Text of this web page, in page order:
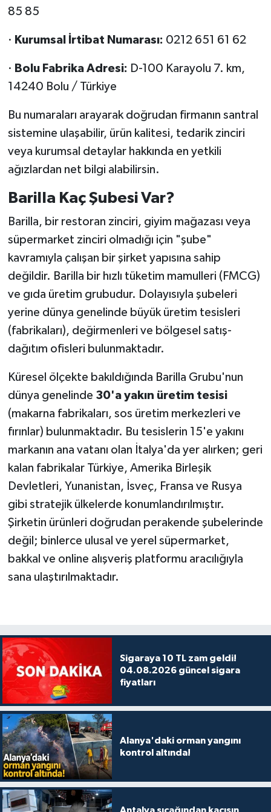
85 85
· Kurumsal İrtibat Numarası: 0212 651 61 62
· Bolu Fabrika Adresi: D-100 Karayolu 7. km,
14240 Bolu / Türkiye
Bu numaraları arayarak doğrudan firmanın santral
sistemine ulaşabilir, ürün kalitesi, tedarik zinciri
veya kurumsal detaylar hakkında en yetkili
ağızlardan net bilgi alabilirsin.
Barilla Kaç Şubesi Var?
Barilla, bir restoran zinciri, giyim mağazası veya
süpermarket zinciri olmadığı için "şube"
kavramıyla çalışan bir şirket yapısına sahip
değildir. Barilla bir hızlı tüketim mamulleri (FMCG)
ve gıda üretim grubudur. Dolayısıyla şubeleri
yerine dünya genelinde büyük üretim tesisleri
(fabrikaları), değirmenleri ve bölgesel satış-
dağıtım ofisleri bulunmaktadır.
Küresel ölçekte bakıldığında Barilla Grubu'nun
dünya genelinde 30'a yakın üretim tesisi
(makarna fabrikaları, sos üretim merkezleri ve
fırınlar) bulunmaktadır. Bu tesislerin 15'e yakını
markanın ana vatanı olan İtalya'da yer alırken; geri
kalan fabrikalar Türkiye, Amerika Birleşik
Devletleri, Yunanistan, İsveç, Fransa ve Rusya
gibi stratejik ülkelerde konumlandırılmıştır.
Şirketin ürünleri doğrudan perakende şubelerinde
değil; binlerce ulusal ve yerel süpermarket,
bakkal ve online alışveriş platformu aracılığıyla
sana ulaştırılmaktadır.
Sigaraya 10 TL zam geldi!
04.08.2026 güncel sigara
fiyatları
Alanya'daki orman yangını
kontrol altında!